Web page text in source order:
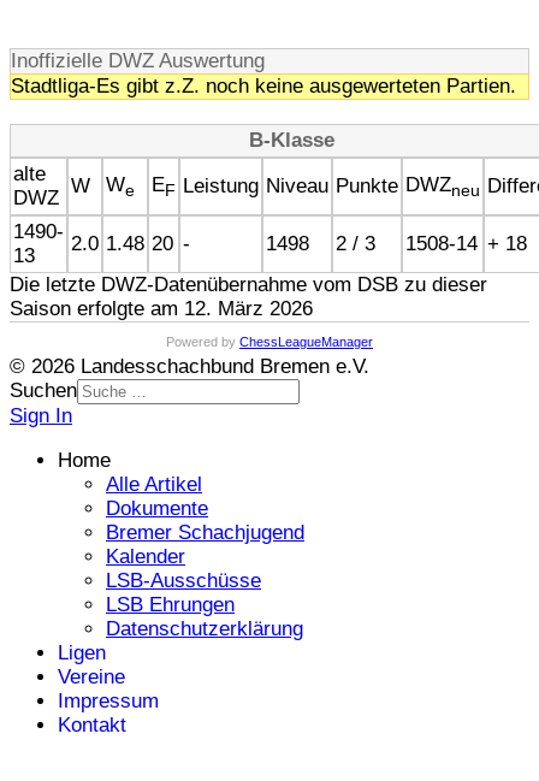
Inoffizielle DWZ Auswertung
Stadtliga-Es gibt z.Z. noch keine ausgewerteten Partien.
B-Klasse
alte
DWZ
W We EF Leistung Niveau Punkte DWZneu
1490-
13
2.0 1.48 20 - 1498 2 / 3 1508-14 + 18
Die letzte DWZ-Datenübernahme vom DSB zu dieser
Saison erfolgte am 12. März 2026
Powered by ChessLeagueManager
© 2026 Landesschachbund Bremen e.V.
Suchen
Sign In
Home
Alle Artikel
Dokumente
Bremer Schachjugend
Kalender
LSB-Ausschüsse
LSB Ehrungen
Datenschutzerklärung
Ligen
Vereine
Impressum
Kontakt